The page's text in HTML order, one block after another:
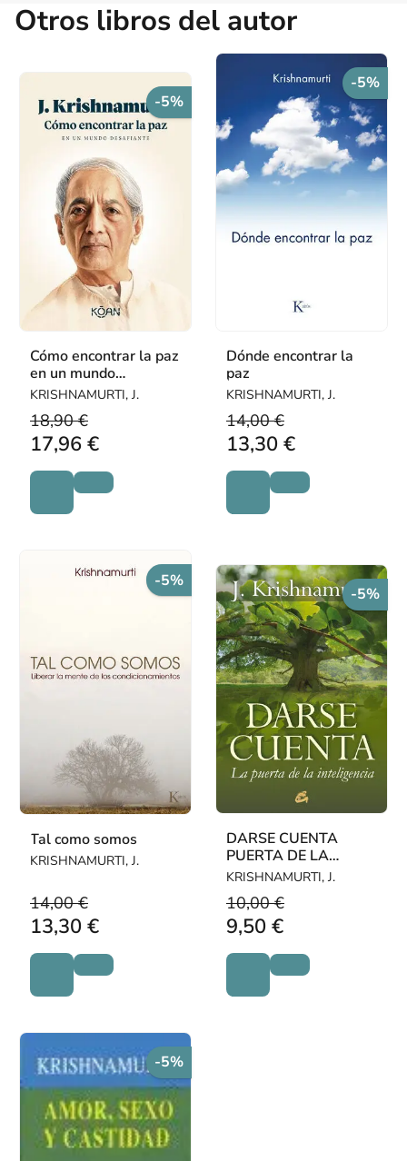
Otros libros del autor
-5%
Cómo encontrar la paz
en un mundo
desafiante
KRISHNAMURTI, J.
18,90 €
17,96 €
-5%
Dónde encontrar la
paz
KRISHNAMURTI, J.
14,00 €
13,30 €
-5%
Tal como somos
KRISHNAMURTI, J.
14,00 €
13,30 €
-5%
DARSE CUENTA
PUERTA DE LA
INTELIGENCIA
KRISHNAMURTI, J.
10,00 €
9,50 €
-5%